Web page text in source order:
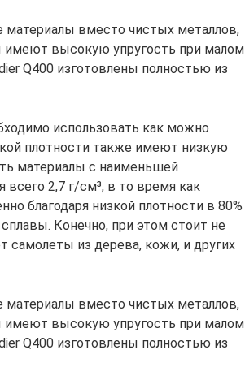
материалы вместо чистых металлов,
имеют высокую упругость при малом
Q400 изготовлены полностью из
использовать как можно
плотности также имеют низкую
материалы с наименьшей
2,7 г/см³, в то время как
благодаря низкой плотности в 80%
Конечно, при этом стоит не
самолеты из дерева, кожи, и других
материалы вместо чистых металлов,
имеют высокую упругость при малом
Q400 изготовлены полностью из